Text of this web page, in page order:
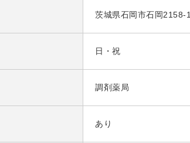
茨城県石岡市石岡2158-1
日・祝
調剤薬局
あり